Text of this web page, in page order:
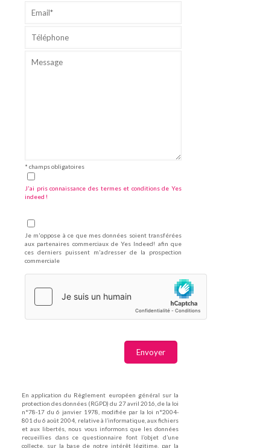
* champs obligatoires
J'ai pris connaissance des termes et conditions de Yes
indeed !
Je m'oppose à ce que mes données soient transférées
aux partenaires commerciaux de Yes Indeed! afin que
ces derniers puissent m'adresser de la prospection
commerciale
En application du Règlement européen général sur la
protection des données (RGPD) du 27 avril 2016, de la loi
n°78-17 du 6 janvier 1978, modifiée par la loi n°2004-
801 du 6 août 2004, relative à l’informatique, aux fichiers
et aux libertés, nous vous informons que les données
recueillies dans ce questionnaire font l’objet d’une
collecte, sur la base de notre intérêt légitime, par la